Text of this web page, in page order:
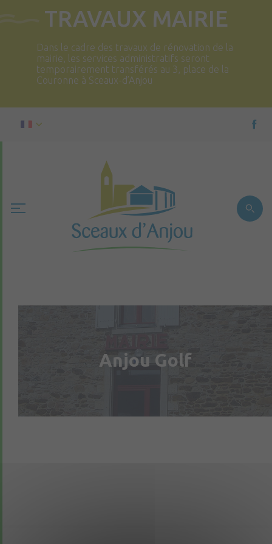
TRAVAUX MAIRIE
Dans le cadre des travaux de rénovation de la
mairie, les services administratifs seront
temporairement transférés au 3, place de la
Couronne à Sceaux-d’Anjou
Anjou Golf